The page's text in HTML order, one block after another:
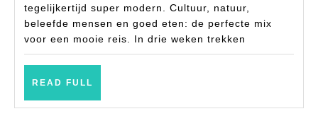
tegelijkertijd super modern. Cultuur, natuur,
beleefde mensen en goed eten: de perfecte mix
voor een mooie reis. In drie weken trekken
READ FULL